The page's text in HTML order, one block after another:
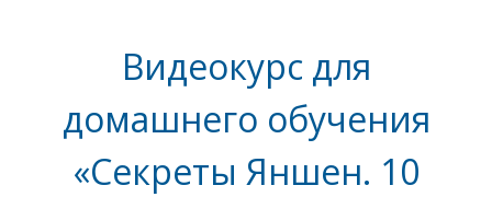
Видеокурс для
домашнего обучения
«Секреты Яншен. 10